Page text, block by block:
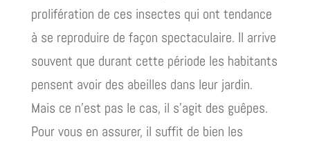
prolifération de ces insectes qui ont tendance
à se reproduire de façon spectaculaire. Il arrive
souvent que durant cette période les habitants
pensent avoir des abeilles dans leur jardin.
Mais ce n’est pas le cas, il s’agit des guêpes.
Pour vous en assurer, il suffit de bien les